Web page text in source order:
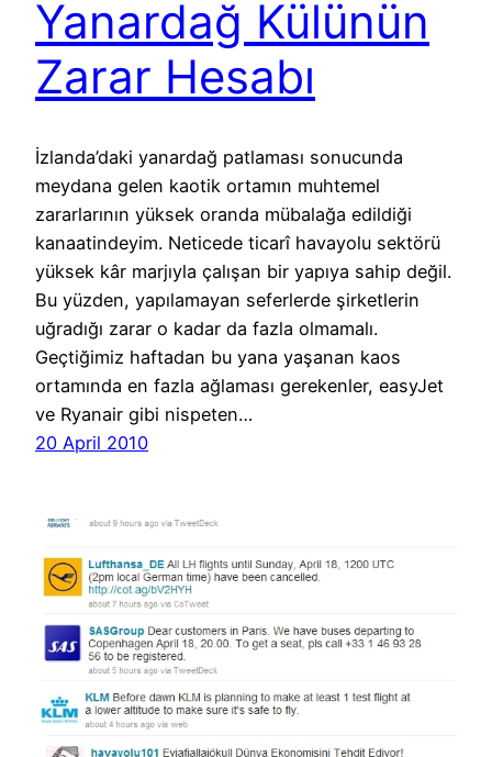
Yanardağ Külünün
Zarar Hesabı
İzlanda’daki yanardağ patlaması sonucunda
meydana gelen kaotik ortamın muhtemel
zararlarının yüksek oranda mübalağa edildiği
kanaatindeyim. Neticede ticarî havayolu sektörü
yüksek kâr marjıyla çalışan bir yapıya sahip değil.
Bu yüzden, yapılamayan seferlerde şirketlerin
uğradığı zarar o kadar da fazla olmamalı.
Geçtiğimiz haftadan bu yana yaşanan kaos
ortamında en fazla ağlaması gerekenler, easyJet
ve Ryanair gibi nispeten…
20 April 2010